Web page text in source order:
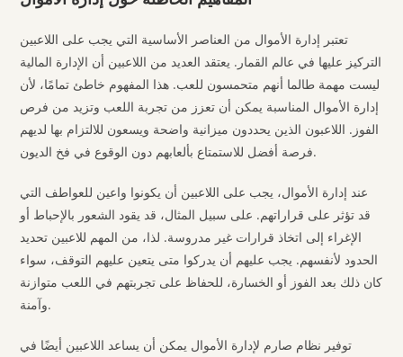
تعتبر إدارة الأموال من العناصر الأساسية التي يجب على اللاعبين
التركيز عليها في عالم القمار. يعتقد العديد من اللاعبين أن الإدارة المالية
ليست مهمة طالما أنهم متحمسون للعب. هذا المفهوم خاطئ تمامًا، لأن
إدارة الأموال المناسبة يمكن أن تعزز من تجربة اللعب وتزيد من فرص
الفوز. اللاعبون الذين يحددون ميزانية واضحة ويسعون للالتزام بها لديهم
فرصة أفضل للاستمتاع بألعابهم دون الوقوع في فخ الديون.
عند إدارة الأموال، يجب على اللاعبين أن يكونوا واعين للعواطف التي
قد تؤثر على قراراتهم. على سبيل المثال، قد يقود الشعور بالإحباط أو
الإغراء إلى اتخاذ قرارات غير مدروسة. لذا، من المهم للاعبين تحديد
الحدود لأنفسهم. يجب عليهم أن يدركوا متى يتعين عليهم التوقف، سواء
كان ذلك بعد الفوز أو الخسارة، للحفاظ على تجربتهم في اللعب متوازنة
وآمنة.
توفير نظام صارم لإدارة الأموال يمكن أن يساعد اللاعبين أيضًا في